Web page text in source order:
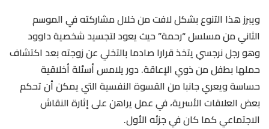
ويبرز هذا التنوع بشكل لافت من خلال مشاركته في الموسم
الثاني من مسلسل “رحمة” حيث يعود لتجسيد شخصية داوود
وهو رجل نرجسي يتخذ قرارا صادما بالتخلي عن زوجته بعد اكتشاف
حملها بطفل من ذوي الإعاقة. دور يلامس أسئلة أخلاقية
حساسة ويعري جانبا من القسوة النفسية التي يمكن أن تحكم
بعض العلاقات الأسرية، في عمل يراهن على إثارة النقاش
الاجتماعي كما كان في جزئه الأول.